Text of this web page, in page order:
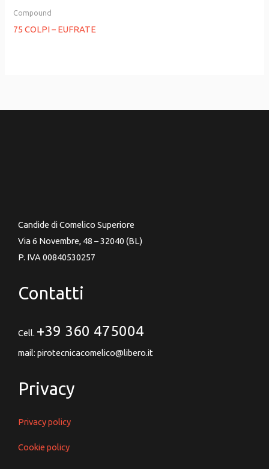
Compound
75 COLPI – EUFRATE
Candide di Comelico Superiore
Via 6 Novembre, 48 – 32040 (BL)
P. IVA 00840530257
Contatti
Cell. +39 360 475004
mail: pirotecnicacomelico@libero.it
Privacy
Privacy policy
Cookie policy